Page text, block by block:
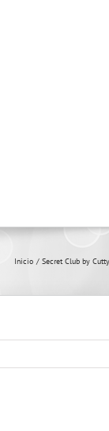
Inicio Secret Club by